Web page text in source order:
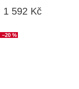
1 592 Kč
–20 %